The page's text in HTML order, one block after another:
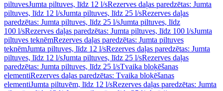
piltuvesJumta piltuves, līdz 12 l/sRezerves daļas paredzētas: Jumta
piltuves, līdz 12 l/sJumta piltuves, līdz 25 l/sRezerves daļas
paredzētas: Jumta piltuves, līdz 25 l/sJumta piltuves, līdz
100 l/sRezerves daļas paredzētas: Jumta piltuves, līdz 100 l/sJumta
piltuves teknēmRezerves daļas paredzētas: Jumta piltuves
teknēmJumta piltuves, līdz 12 l/sRezerves daļas paredzētas: Jumta
piltuves, līdz 12 l/sJumta piltuves, līdz 25 l/sRezerves daļas
paredzētas: Jumta piltuves, līdz 25 l/sTvaika bloķēšanas
elementiRezerves daļas paredzētas: Tvaika bloķēšanas
elementiJumta piltuvēm, līdz 12 l/sRezerves daļas paredzētas: Jumta